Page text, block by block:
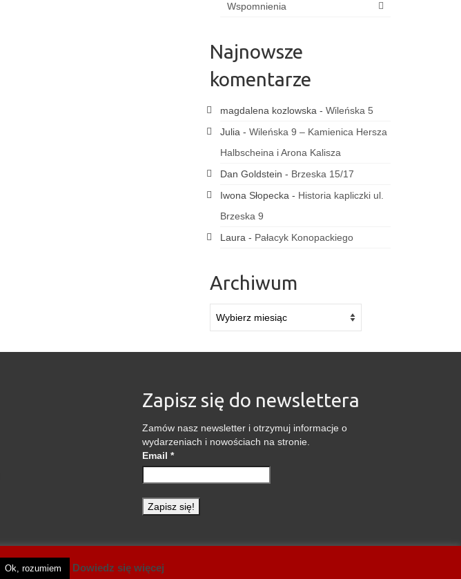
Wspomnienia
Najnowsze
komentarze
magdalena kozlowska- Wileńska 5
Julia- Wileńska 9 – Kamienica Hersza
Halbscheina i Arona Kalisza
Dan Goldstein - Brzeska 15/17
Iwona Słopecka- Historia kapliczki ul.
Brzeska 9
Laura- Pałacyk Konopackiego
Archiwum
Zapisz się do newslettera
Zamów nasz newsletter i otrzymuj informacje o
wydarzeniach i nowościach na stronie.
Email *
Polityka prywatności
Ok, rozumiem Dowiedz się więcej